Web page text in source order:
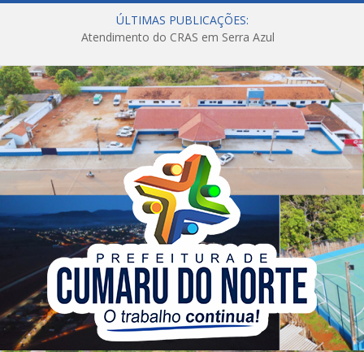
ÚLTIMAS PUBLICAÇÕES:
Atendimento do CRAS em Serra Azul